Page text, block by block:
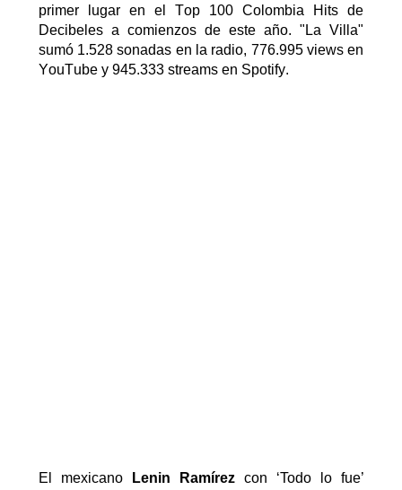
primer lugar en el Top 100 Colombia Hits de
Decibeles a comienzos de este año. "La Villa"
sumó 1.528 sonadas en la radio, 776.995views en
YouTubey 945.333 streamsen Spotify.
El mexicano Lenin Ramírez con ‘Todo lo fue’